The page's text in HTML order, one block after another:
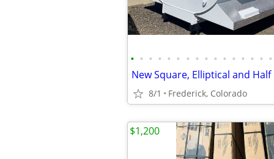
• • • • • • • • • • • • • • • •
8/1 Frederick, Colorado
$1,200